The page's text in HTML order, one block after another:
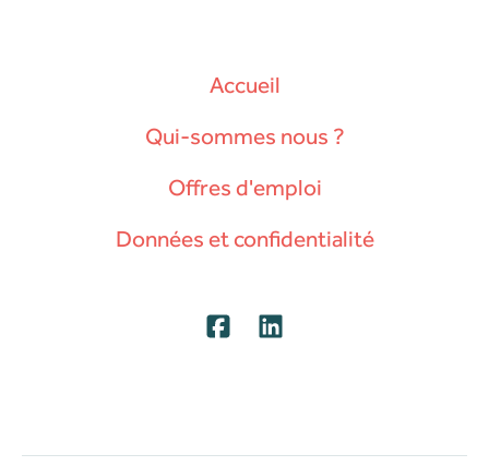
Accueil
Qui-sommes nous ?
Offres d'emploi
Données et confidentialité